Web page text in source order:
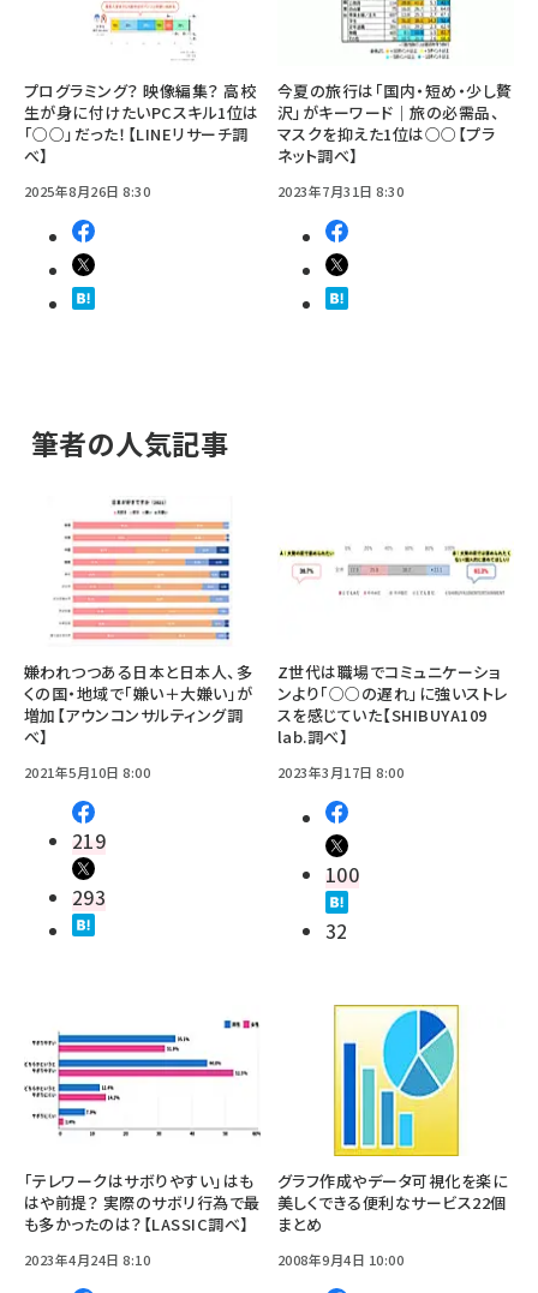
プログラミング？ 映像編集？ 高校
生が身に付けたいPCスキル1位は
「○○」だった！【LINEリサーチ調
べ】
2025年8月26日 8:30
今夏の旅行は「国内・短め・少し贅
沢」がキーワード｜旅の必需品、
マスクを抑えた1位は○○【プラ
ネット調べ】
2023年7月31日 8:30
筆者の人気記事
嫌われつつある日本と日本人、多
くの国・地域で「嫌い＋大嫌い」が
増加【アウンコンサルティング調
べ】
2021年5月10日 8:00
219
293
Z世代は職場でコミュニケーショ
ンより「○○の遅れ」に強いストレ
スを感じていた【SHIBUYA109
lab.調べ】
2023年3月17日 8:00
100
32
「テレワークはサボりやすい」はも
はや前提？ 実際のサボリ行為で最
も多かったのは？【LASSIC調べ】
2023年4月24日 8:10
グラフ作成やデータ可視化を楽に
美しくできる便利なサービス22個
まとめ
2008年9月4日 10:00